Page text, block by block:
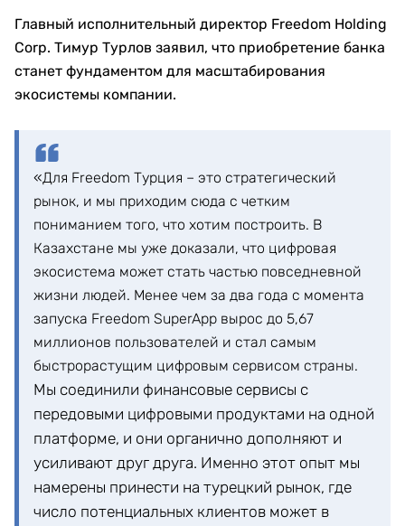
Главный исполнительный директор Freedom Holding
Corp. Тимур Турлов заявил, что приобретение банка
станет фундаментом для масштабирования
экосистемы компании.
«Для Freedom Турция – это стратегический
рынок, и мы приходим сюда с четким
пониманием того, что хотим построить. В
Казахстане мы уже доказали, что цифровая
экосистема может стать частью повседневной
жизни людей. Менее чем за два года с момента
запуска Freedom SuperApp вырос до 5,67
миллионов пользователей и стал самым
быстрорастущим цифровым сервисом страны.
Мы соединили финансовые сервисы с
передовыми цифровыми продуктами на одной
платформе, и они органично дополняют и
усиливают друг друга. Именно этот опыт мы
намерены принести на турецкий рынок, где
число потенциальных клиентов может в